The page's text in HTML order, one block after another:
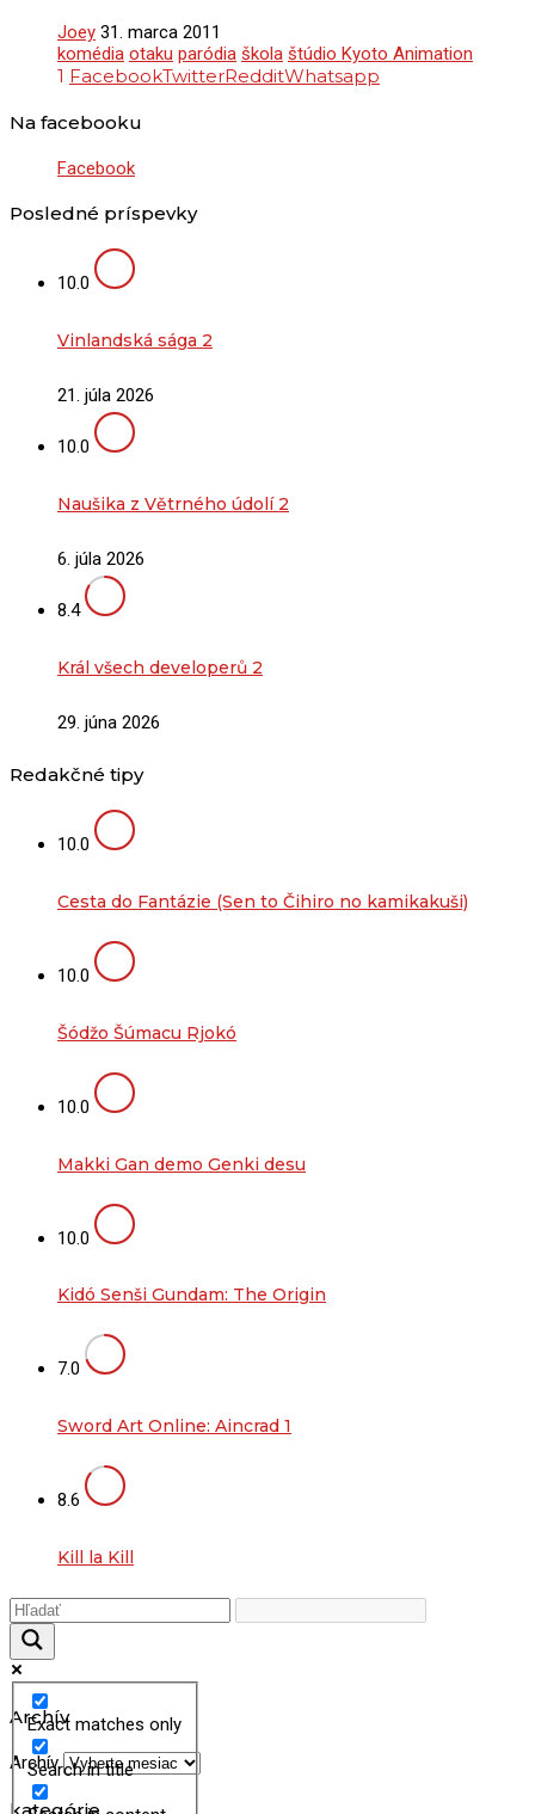
Joey 31. marca 2011
komédia otaku paródia škola štúdio Kyoto Animation
1 FacebookTwitterRedditWhatsapp
Na facebooku
Facebook
Posledné príspevky
10.0
Vinlandská sága 2
21. júla 2026
10.0
Naušika z Větrného údolí 2
6. júla 2026
8.4
Král všech developerů 2
29. júna 2026
Redakčné tipy
10.0
Cesta do Fantázie (Sen to Čihiro no kamikakuši)
10.0
Šódžo Šúmacu Rjokó
10.0
Makki Gan demo Genki desu
10.0
Kidó Senši Gundam: The Origin
7.0
Sword Art Online: Aincrad 1
8.6
Kill la Kill
Exact matches only
Search in title
Archív
Archív